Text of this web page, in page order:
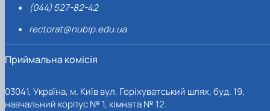
(044) 527-82-42
rectorat@nubip.edu.ua
Приймальна комісія
03041, Україна, м. Київ вул. Горіхуватський шлях, буд. 19,
навчальний корпус № 1, кімната № 12.